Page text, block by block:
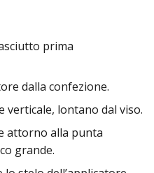
prima
dalla confezione.
lontano dal viso.
attorno alla punta
grande.